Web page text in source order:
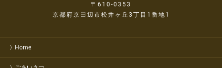
〒610-0353
京都府京田辺市松井ヶ丘3丁目1番地1
Home